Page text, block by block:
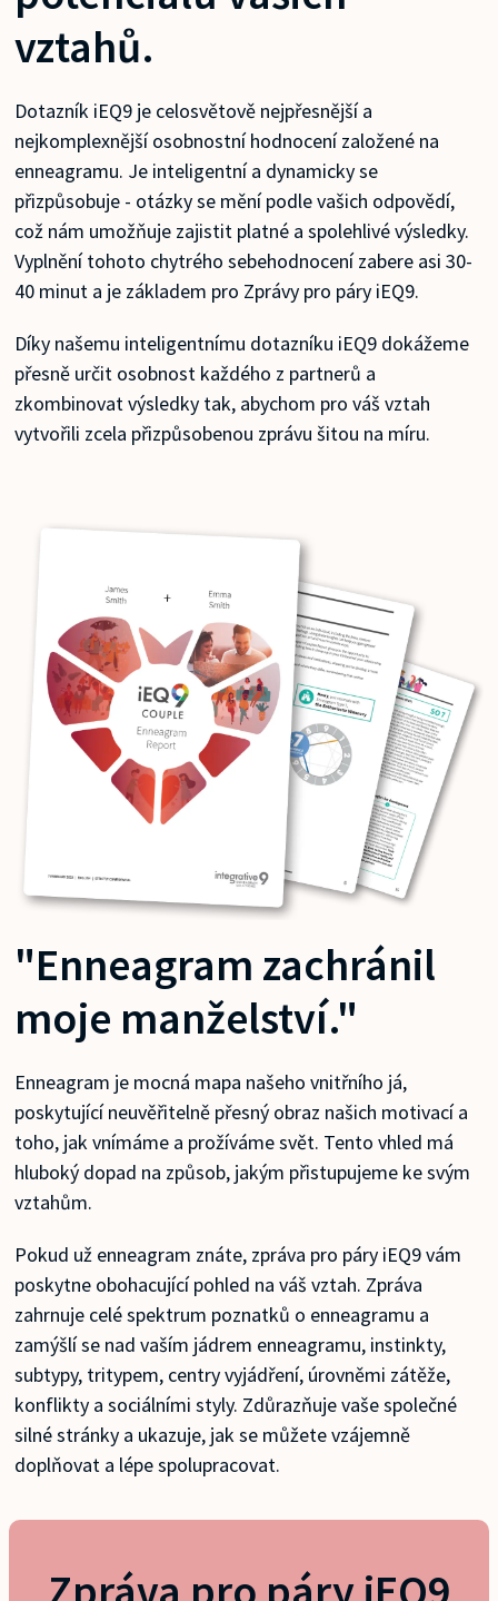
vztahů.
Dotazník iEQ9 je celosvětově nejpřesnější a
nejkomplexnější osobnostní hodnocení založené na
enneagramu. Je inteligentní a dynamicky se
přizpůsobuje - otázky se mění podle vašich odpovědí,
což nám umožňuje zajistit platné a spolehlivé výsledky.
Vyplnění tohoto chytrého sebehodnocení zabere asi 30-
40 minut a je základem pro Zprávy pro páry iEQ9.
Díky našemu inteligentnímu dotazníku iEQ9 dokážeme
přesně určit osobnost každého z partnerů a
zkombinovat výsledky tak, abychom pro váš vztah
vytvořili zcela přizpůsobenou zprávu šitou na míru.
"Enneagram zachránil
moje manželství."
Enneagram je mocná mapa našeho vnitřního já,
poskytující neuvěřitelně přesný obraz našich motivací a
toho, jak vnímáme a prožíváme svět. Tento vhled má
hluboký dopad na způsob, jakým přistupujeme ke svým
vztahům.
Pokud už enneagram znáte, zpráva pro páry iEQ9 vám
poskytne obohacující pohled na váš vztah. Zpráva
zahrnuje celé spektrum poznatků o enneagramu a
zamýšlí se nad vaším jádrem enneagramu, instinkty,
subtypy, tritypem, centry vyjádření, úrovněmi zátěže,
konflikty a sociálními styly. Zdůrazňuje vaše společné
silné stránky a ukazuje, jak se můžete vzájemně
doplňovat a lépe spolupracovat.